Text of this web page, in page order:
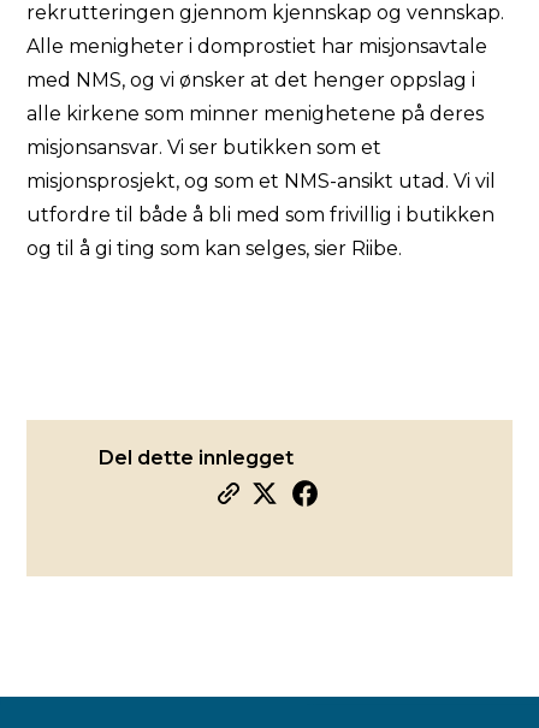
rekrutteringen gjennom kjennskap og vennskap.
Alle menigheter i domprostiet har misjonsavtale
med NMS, og vi ønsker at det henger oppslag i
alle kirkene som minner menighetene på deres
misjonsansvar. Vi ser butikken som et
misjonsprosjekt, og som et NMS-ansikt utad. Vi vil
utfordre til både å bli med som frivillig i butikken
og til å gi ting som kan selges, sier Riibe.
Del dette innlegget